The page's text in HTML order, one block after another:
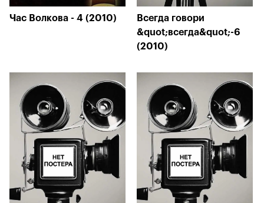
Час Волкова - 4 (2010)
Всегда говори
&quot;всегда&quot;-6
(2010)